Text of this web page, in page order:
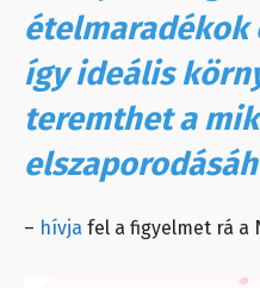
ételmaradékok
így ideális
teremthet a
– hívja fel a figyelmet rá a